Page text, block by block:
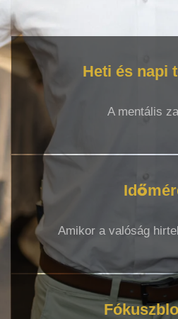
Heti és napi
A mentális
Amikor a valóság